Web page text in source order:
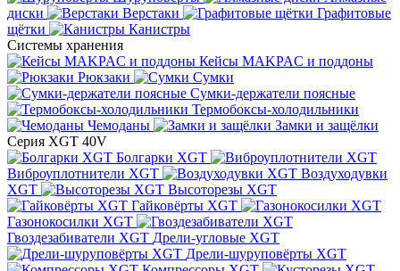
диски
Верстаки
Графитовые
щётки
Канистры
Системы хранения
Кейсы MAKPAC и поддоны
Рюкзаки
Сумки
Сумки-держатели поясные
Термобоксы-холодильники
Чемоданы
Замки и защёлки
Серия XGT 40V
Болгарки XGT
Виброуплотнители XGT
Воздуходувки
XGT
Высоторезы XGT
Гайковёрты XGT
Газонокосилки XGT
Гвоздезабиватели XGT Дрели-угловые XGT
Дрели-шуруповёрты XGT